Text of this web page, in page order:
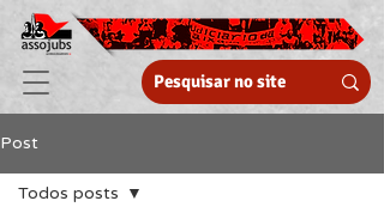
Post
Todos posts